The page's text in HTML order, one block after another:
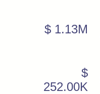
$ 1.13M
$
252.00K